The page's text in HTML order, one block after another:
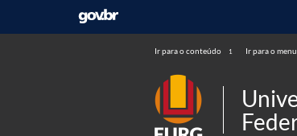
Ir para o conteúdo 1 Ir para o menu